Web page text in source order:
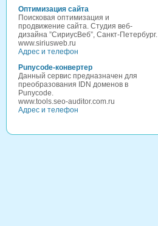
Оптимизация сайта
Поисковая оптимизация и
продвижение сайта. Студия веб-
дизайна ”СириусВеб”, Санкт-Петербург.
www.siriusweb.ru
Адрес и телефон
Punycode-конвертер
Данный сервис предназначен для
преобразования IDN доменов в
Punycode.
www.tools.seo-auditor.com.ru
Адрес и телефон